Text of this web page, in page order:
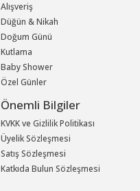
Alışveriş
Düğün & Nikah
Doğum Günü
Kutlama
Baby Shower
Özel Günler
Önemli Bilgiler
KVKK ve Gizlilik Politikası
Üyelik Sözleşmesi
Satış Sözleşmesi
Katkıda Bulun Sözleşmesi